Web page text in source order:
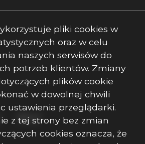
Facebook
Facebook
Facebook
pliki cookies w
oraz w celu
naszych serwisów do
potrzeb klientów. Zmiany
plików cookie
w dowolnej chwili
ustawienia przeglądarki.
z tej strony bez zmian
cookies oznacza, że